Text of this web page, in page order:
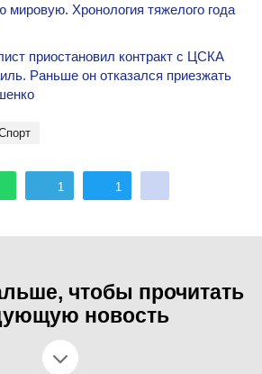
Хронология тяжелого года
приостановил контракт с ЦСКА
Раньше он отказался приезжать
спорт
1 1
чтобы прочитать
новость